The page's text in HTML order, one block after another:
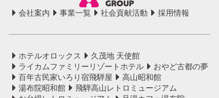
会社案内 事業一覧 社会貢献活動 採用情報
ホテルオロックス
久茂地 天使館
ライカムファミリーリゾートホテル
おやど古都の夢
百年古民家いろり宿飛騨屋
高山昭和館
湯布院昭和館
飛騨高山レトロミュージアム